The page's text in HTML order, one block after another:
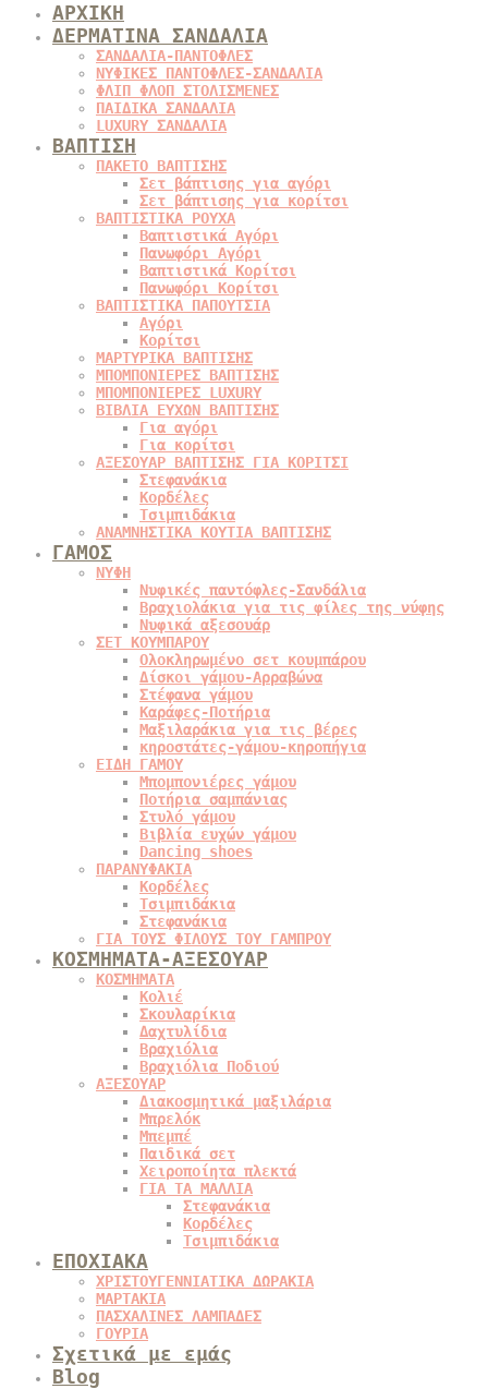
ΑΡΧΙΚΗ
ΔΕΡΜΑΤΙΝΑ ΣΑΝΔΑΛΙΑ
ΣΑΝΔΑΛΙΑ-ΠΑΝΤΟΦΛΕΣ
ΝΥΦΙΚΕΣ ΠΑΝΤΟΦΛΕΣ-ΣΑΝΔΑΛΙΑ
ΦΛΙΠ ΦΛΟΠ ΣΤΟΛΙΣΜΕΝΕΣ
ΠΑΙΔΙΚΑ ΣΑΝΔΑΛΙΑ
LUXURY ΣΑΝΔΑΛΙΑ
ΒΑΠΤΙΣΗ
ΠΑΚΕΤΟ ΒΑΠΤΙΣΗΣ
Σετ βάπτισης για αγόρι
Σετ βάπτισης για κορίτσι
ΒΑΠΤΙΣΤΙΚΑ ΡΟΥΧΑ
Βαπτιστικά Αγόρι
Πανωφόρι Αγόρι
Βαπτιστικά Κορίτσι
Πανωφόρι Κορίτσι
ΒΑΠΤΙΣΤΙΚΑ ΠΑΠΟΥΤΣΙΑ
Αγόρι
Κορίτσι
ΜΑΡΤΥΡΙΚΑ ΒΑΠΤΙΣΗΣ
ΜΠΟΜΠΟΝΙΕΡΕΣ ΒΑΠΤΙΣΗΣ
ΜΠΟΜΠΟΝΙΕΡΕΣ LUXURY
ΒΙΒΛΙΑ ΕΥΧΩΝ ΒΑΠΤΙΣΗΣ
Για αγόρι
Για κορίτσι
ΑΞΕΣΟΥΑΡ ΒΑΠΤΙΣΗΣ ΓΙΑ ΚΟΡΙΤΣΙ
Στεφανάκια
Κορδέλες
Τσιμπιδάκια
ΑΝΑΜΝΗΣΤΙΚΑ ΚΟΥΤΙΑ ΒΑΠΤΙΣΗΣ
ΓΑΜΟΣ
ΝΥΦΗ
Νυφικές παντόφλες-Σανδάλια
Βραχιολάκια για τις φίλες της νύφης
Νυφικά αξεσουάρ
ΣΕΤ ΚΟΥΜΠΑΡΟΥ
Ολοκληρωμένο σετ κουμπάρου
Δίσκοι γάμου-Αρραβώνα
Στέφανα γάμου
Καράφες-Ποτήρια
Μαξιλαράκια για τις βέρες
κηροστάτες-γάμου-κηροπήγια
ΕΙΔΗ ΓΑΜΟΥ
Μπομπονιέρες γάμου
Ποτήρια σαμπάνιας
Στυλό γάμου
Βιβλία ευχών γάμου
Dancing shoes
ΠΑΡΑΝΥΦΑΚΙΑ
Κορδέλες
Τσιμπιδάκια
Στεφανάκια
ΓΙΑ ΤΟΥΣ ΦΙΛΟΥΣ ΤΟΥ ΓΑΜΠΡΟΥ
ΚΟΣΜΗΜΑΤΑ-ΑΞΕΣΟΥΑΡ
ΚΟΣΜΗΜΑΤΑ
Κολιέ
Σκουλαρίκια
Δαχτυλίδια
Βραχιόλια
Βραχιόλια Ποδιού
ΑΞΕΣΟΥΑΡ
Διακοσμητικά μαξιλάρια
Μπρελόκ
Μπεμπέ
Παιδικά σετ
Χειροποίητα πλεκτά
ΓΙΑ ΤΑ ΜΑΛΛΙΑ
Στεφανάκια
Κορδέλες
Τσιμπιδάκια
ΕΠΟΧΙΑΚΑ
ΧΡΙΣΤΟΥΓΕΝΝΙΑΤΙΚΑ ΔΩΡΑΚΙΑ
ΜΑΡΤΑΚΙΑ
ΠΑΣΧΑΛΙΝΕΣ ΛΑΜΠΑΔΕΣ
ΓΟΥΡΙΑ
Σχετικά με εμάς
Blog